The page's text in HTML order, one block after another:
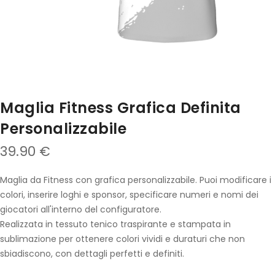
Maglia Fitness Grafica Definita
Personalizzabile
39.90 €
Maglia da Fitness con grafica personalizzabile. Puoi modificare i
colori, inserire loghi e sponsor, specificare numeri e nomi dei
giocatori all'interno del configuratore.
Realizzata in tessuto tenico traspirante e stampata in
sublimazione per ottenere colori vividi e duraturi che non
sbiadiscono, con dettagli perfetti e definiti.